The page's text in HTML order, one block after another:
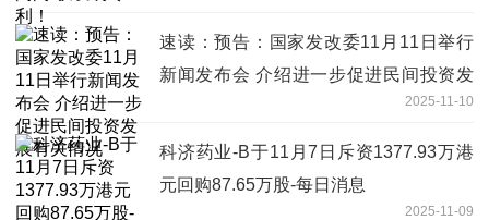
速读：预告：国家发改委11月11日举行
新闻发布会 介绍进一步促进民间投资发
2025-11-10
科济药业-B于11月7日斥资1377.93万港
元回购87.65万股-每日消息
2025-11-09